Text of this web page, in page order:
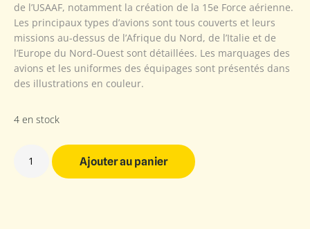
de l’USAAF, notamment la création de la 15e Force aérienne.
Les principaux types d’avions sont tous couverts et leurs
missions au-dessus de l’Afrique du Nord, de l’Italie et de
l’Europe du Nord-Ouest sont détaillées. Les marquages des
avions et les uniformes des équipages sont présentés dans
des illustrations en couleur.
4 en stock
Ajouter au panier